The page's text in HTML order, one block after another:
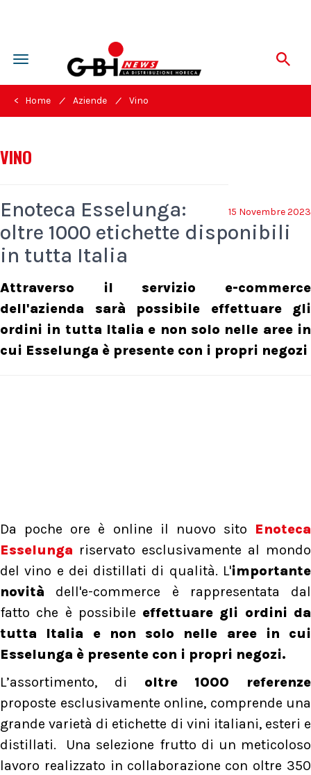
Toggle
navigation
< Home / Aziende / Vino
VINO
15 Novembre 2023
Enoteca Esselunga:
oltre 1000 etichette disponibili
in tutta Italia
Attraverso il servizio e-commerce
dell'azienda sarà possibile effettuare gli
ordini in tutta Italia e non solo nelle aree in
cui Esselunga è presente con i propri negozi
Da poche ore è online il nuovo sito Enoteca
Esselunga riservato esclusivamente al mondo
del vino e dei distillati di qualità. L'importante
novità dell'e-commerce è rappresentata dal
fatto che è possibile effettuare gli ordini da
tutta Italia e non solo nelle aree in cui
Esselunga è presente con i propri negozi.
L’assortimento, di oltre 1000 referenze
proposte esclusivamente online, comprende una
grande varietà di etichette di vini italiani, esteri e
distillati. Una selezione frutto di un meticoloso
lavoro realizzato in collaborazione con oltre 350